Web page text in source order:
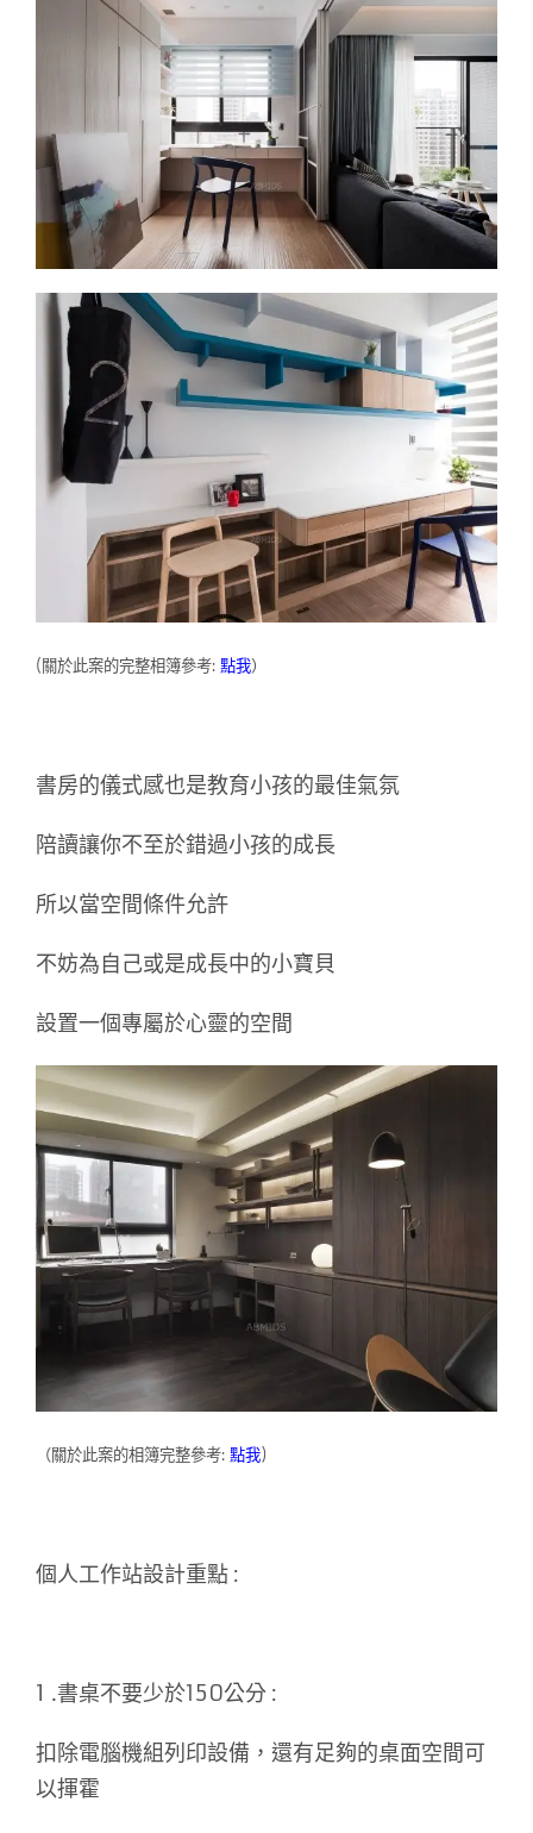
(關於此案的完整相簿參考: 點我）
書房的儀式感也是教育小孩的最佳氣氛
陪讀讓你不至於錯過小孩的成長
所以當空間條件允許
不妨為自己或是成長中的小寶貝
設置一個專屬於心靈的空間
（關於此案的相簿完整參考: 點我)
個人工作站設計重點 :
1 .書桌不要少於150公分 :
扣除電腦機組列印設備，還有足夠的桌面空間可
以揮霍